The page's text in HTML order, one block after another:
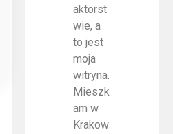
aktorst
wie, a
to jest
moja
witryna.
Mieszk
am w
Krakow